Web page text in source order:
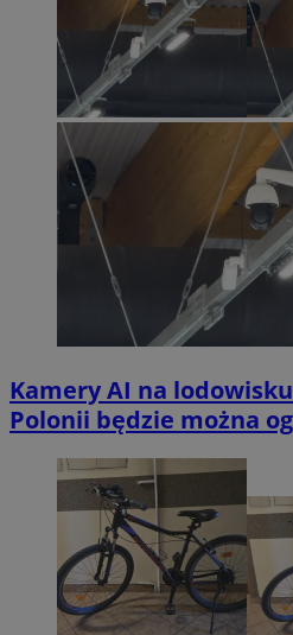
Kamery AI na
Polonii będzie można